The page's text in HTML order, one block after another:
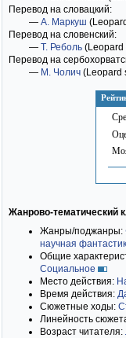
Перевод на словацкий:
— А. Маркуш
Перевод на словенский:
— Т. Реболь (Leopard
Перевод на
— М. Чолич (Leopard
Жанрово-тематический
Жанры/поджанры:
научная
Общие
Социальное
Место действия:
Время действия:
Сюжетные ходы:
Линейность
Возраст читателя: